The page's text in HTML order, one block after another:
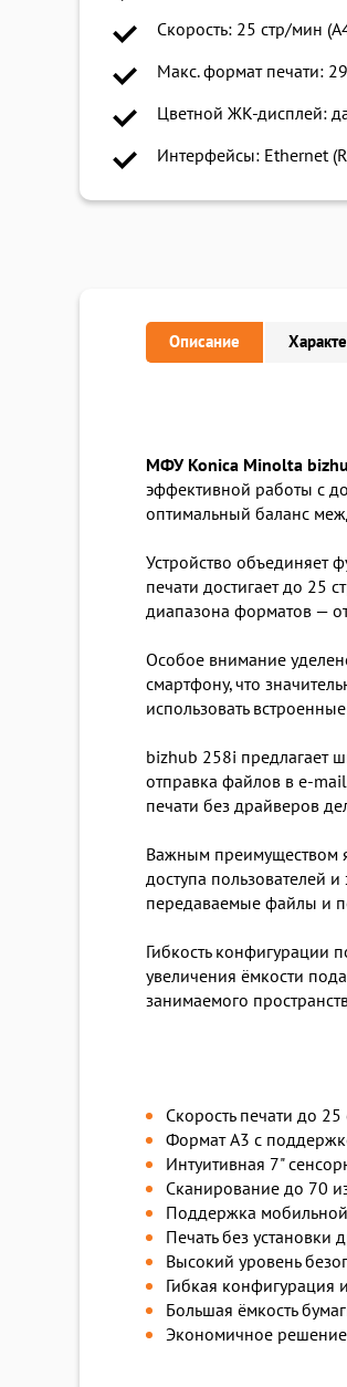
Скорость: 25 стр/мин
Макс. формат печати:
Цветной ЖК-дисплей:
Интерфейсы: Ethernet
Описание
МФУ Konica Minolta
эффективной работы с
оптимальный баланс
Устройство объединяет
печати достигает до 25
диапазона форматов —
Особое внимание
смартфону, что
использовать
bizhub 258i предлагает
отправка файлов в e-
печати без драйверов
Важным преимуществом
доступа пользователей
передаваемые файлы и
Гибкость конфигурации
увеличения ёмкости
занимаемого
Скорость печати до
Формат A3 с
Интуитивная 7"
Сканирование до 70
Поддержка
Печать без установки
Высокий уровень
Гибкая
Большая ёмкость
Экономичное